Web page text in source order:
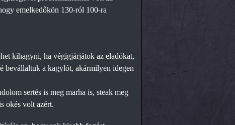
emelkedőkön 130-ról 100-ra
kihagyni, ha végigjárjátok az eladókat,
bevállaltuk a kagylót, akármilyen idegen
sertés is meg marha is, steak meg
okés volt azért.